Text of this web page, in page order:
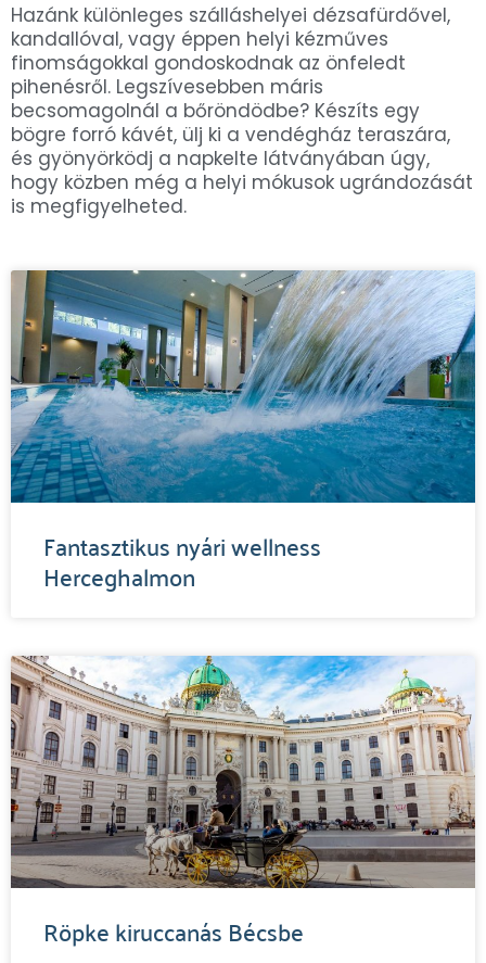
Hazánk különleges szálláshelyei dézsafürdővel,
kandallóval, vagy éppen helyi kézműves
finomságokkal gondoskodnak az önfeledt
pihenésről. Legszívesebben máris
becsomagolnál a bőröndödbe? Készíts egy
bögre forró kávét, ülj ki a vendégház teraszára,
és gyönyörködj a napkelte látványában úgy,
hogy közben még a helyi mókusok ugrándozását
is megfigyelheted.
Fantasztikus nyári wellness
Herceghalmon
Röpke kiruccanás Bécsbe